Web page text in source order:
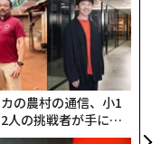
の農村の通信、小1
人の挑戦者が手にし
る武器」